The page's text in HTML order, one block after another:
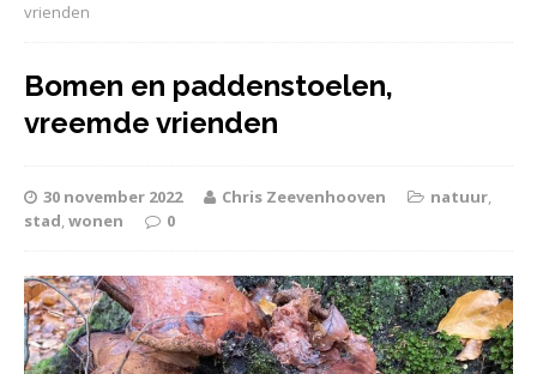
vrienden
Bomen en paddenstoelen,
vreemde vrienden
30 november 2022 Chris Zeevenhooven natuur,
stad,wonen 0